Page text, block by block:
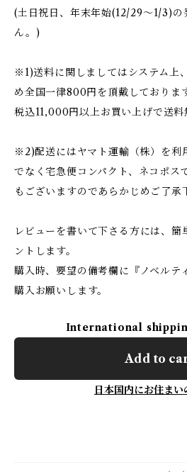
(土日祝日、年末年始(12/29〜1/3)の
ん。)
※1)送料に関しましてはシステム上
め全国一律800円を頂戴しております
税込11,000円以上お買い上げで送料
※2)配送にはヤマト運輸（株）を利
でなく宅急便コンパクト、ネコポス
もございますのであらかじめご了承
レビューを書いて下さる方には、簡
ントします。
購入時、要望の備考欄に『ノベルテ
購入お願いします。
International
Add to
日本国内にお住まい